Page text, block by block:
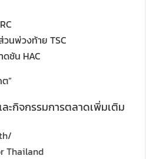
นพ่วงท้าย TSC
ชัน HAC
”
กิจกรรมการตลาดเพิ่มเติม
Thailand